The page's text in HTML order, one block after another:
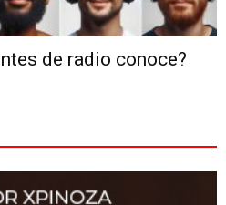
de radio conoce?